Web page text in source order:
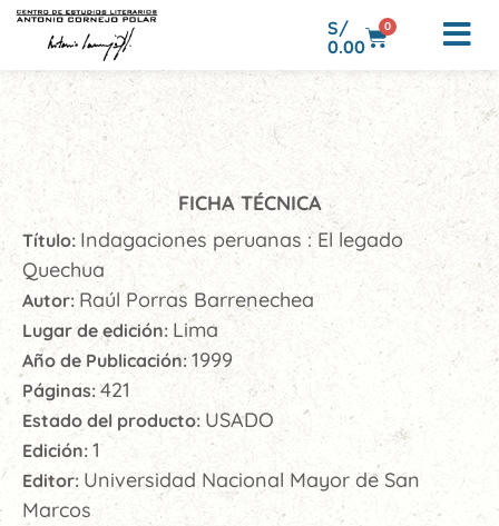
S/
0.00
0
FICHA TÉCNICA
Título: Indagaciones peruanas : El legado
Quechua
Autor: Raúl Porras Barrenechea
Lugar de edición: Lima
Año de Publicación:1999
Páginas: 421
Estado del producto: USADO
Edición: 1
Editor: Universidad Nacional Mayor de San
Marcos